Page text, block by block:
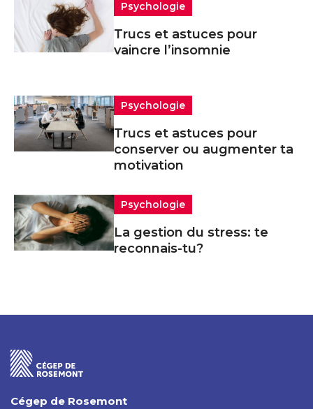
Psychologie
Trucs et astuces pour
vaincre l’insomnie
Psychologie
Trucs et astuces pour
conserver ou augmenter ta
motivation
Psychologie
La gestion du stress: te
reconnais-tu?
Cégep de Rosemont